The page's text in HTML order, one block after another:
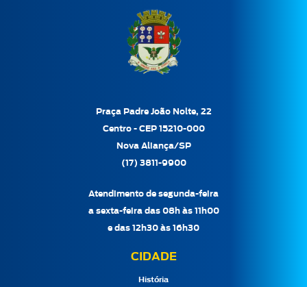
Praça Padre João Nolte, 22
Centro - CEP 15210-000
Nova Aliança/SP
(17) 3811-9900
Atendimento de segunda-feira
a sexta-feira das 08h às 11h00
e das 12h30 às 16h30
CIDADE
História